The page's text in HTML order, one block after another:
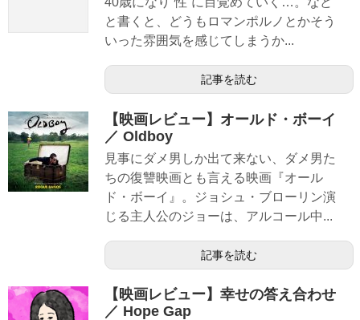
と書くと、どうもロマンポルノとかそう
いった雰囲気を感じてしまうか...
記事を読む
【映画レビュー】オールド・ボーイ
／ Oldboy
見事にダメ男しか出て来ない、ダメ男た
ちの復讐映画とも言える映画『オール
ド・ボーイ』。ジョシュ・ブローリン演
じる主人公のジョーは、アルコール中...
記事を読む
【映画レビュー】幸せの答え合わせ
／ Hope Gap